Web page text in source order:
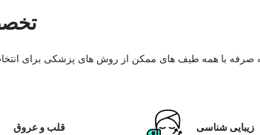
قلب و عروق زیبایی شناسی